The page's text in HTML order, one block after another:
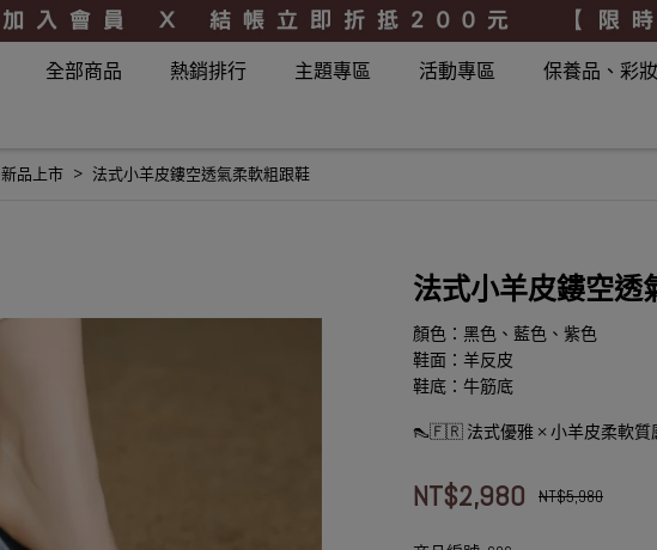
全部商品 熱銷排行 主題專區 活動專區 保養品、彩
新品上市 法式小羊皮鏤空透氣柔軟粗跟鞋
法式小羊皮鏤空透
顏色：黑色、藍色、紫色
鞋面：羊反皮
鞋底：牛筋底
👠🇫🇷 法式優雅 × 小羊皮柔軟質
NT$2,980 NT$5,980